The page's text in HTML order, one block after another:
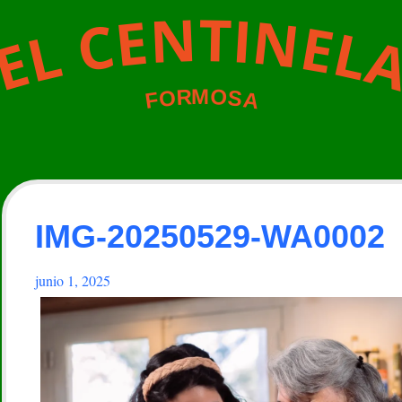
L CENTINELA
FORMOSA
IMG-20250529-WA0002
junio 1, 2025